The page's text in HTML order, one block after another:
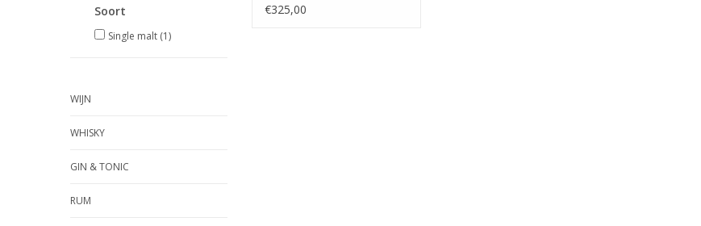
Soort
Single malt (1)
WIJN
WHISKY
GIN & TONIC
RUM
€325,00